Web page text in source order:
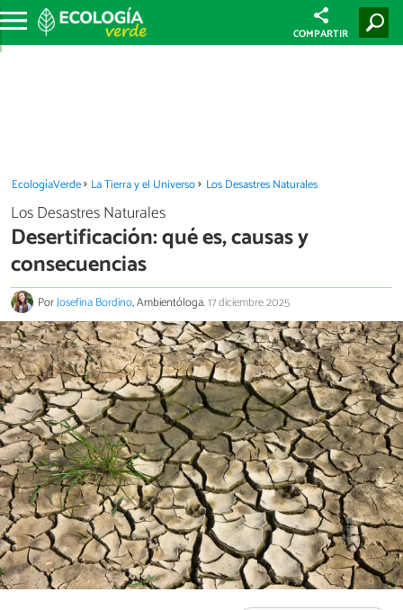
COMPARTIR
EcologíaVerde La Tierra y el Universo Los Desastres Naturales
Los Desastres Naturales
Desertificación: qué es, causas y
consecuencias
PorJosefina Bordino, Ambientóloga.17 diciembre 2025